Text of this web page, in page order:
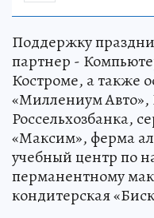
Поддержку
партнер -
Костроме, а также
«Миллениум Авто»,
Россельхозбанка,
«Максим», ферма
учебный центр по
перманентному
кондитерская